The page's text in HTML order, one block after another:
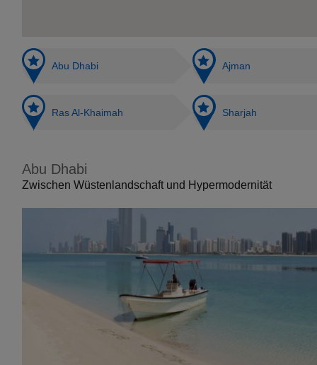
Abu Dhabi Ajman
Ras Al-Khaimah Sharjah
Abu Dhabi
Zwischen Wüstenlandschaft und Hypermodernität